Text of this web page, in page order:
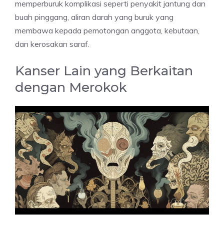
memperburuk komplikasi seperti penyakit jantung dan
buah pinggang, aliran darah yang buruk yang
membawa kepada pemotongan anggota, kebutaan,
dan kerosakan saraf.
Kanser Lain yang Berkaitan
dengan Merokok